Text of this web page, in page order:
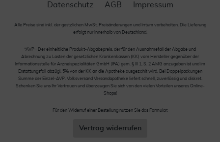
Datenschutz AGB Impressum
Alle Preise sind inkl. der gestzlichen MwSt. Preisänderungen und Irrtum vorbehalten. Die Lieferung
erfolgt nur innerhalb von Deutschland.
*AVP= Der einheitliche Produkt-Abgabepreis, der für den Ausnahmefall der Abgabe und
Abrechnung zu Lasten der gesetzlichen Krankenkassen (KK) vom Hersteller gegenüber der
Informationsstelle für Arzneispezialitäten GmbH (IFA) gem. § III 1, S. 2 AMG anzugeben ist und im
Erstattungsfall abzügl. 5% von der KK an die Apotheke ausgezahlt wird. Bei Doppelpackungen
Summe der Einzel-AVP. Volksversand Versandapotheke liefert schnell, zuverlässig und diskret.
Schenken Sie uns Ihr Vertrauen und überzeugen Sie sich von den vielen Vorteilen unseres Online-
Shops!
Für den Widerruf einer Bestellung nutzen Sie das Formular:
Vertrag widerrufen